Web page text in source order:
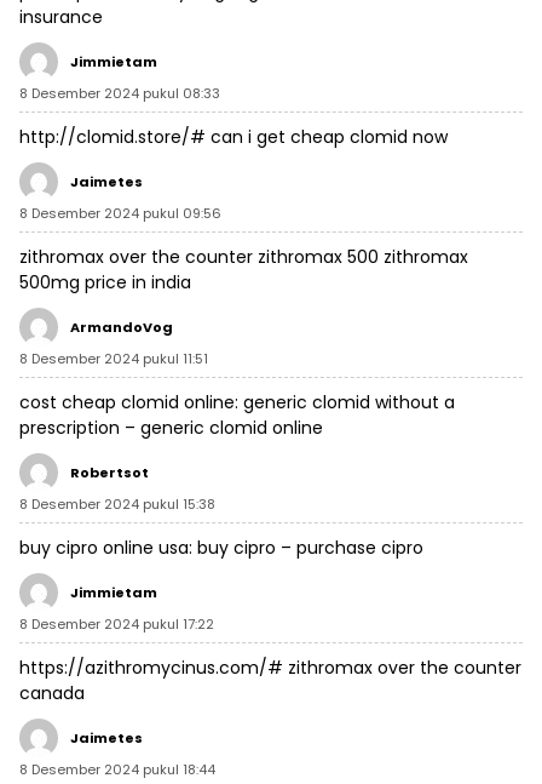
insurance
Jimmietam
8 Desember 2024 pukul 08:33
http://clomid.store/# can i get cheap clomid now
Jaimetes
8 Desember 2024 pukul 09:56
zithromax over the counter zithromax 500 zithromax
500mg price in india
ArmandoVog
8 Desember 2024 pukul 11:51
cost cheap clomid online: generic clomid without a
prescription – generic clomid online
Robertsot
8 Desember 2024 pukul 15:38
buy cipro online usa: buy cipro – purchase cipro
Jimmietam
8 Desember 2024 pukul 17:22
https://azithromycinus.com/# zithromax over the counter
canada
Jaimetes
8 Desember 2024 pukul 18:44